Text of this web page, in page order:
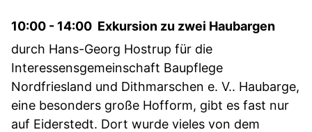
10:00 - 14:00 Exkursion zu zwei Haubargen
durch Hans-Georg Hostrup für die
Interessensgemeinschaft Baupflege
Nordfriesland und Dithmarschen e. V.. Haubarge,
eine besonders große Hofform, gibt es fast nur
auf Eiderstedt. Dort wurde vieles von dem